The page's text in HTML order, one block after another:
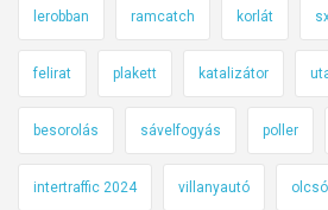
lerobban ramcatch korlát
felirat plakett katalizátor
besorolás sávelfogyás poller
intertraffic 2024 villanyautó olcsó